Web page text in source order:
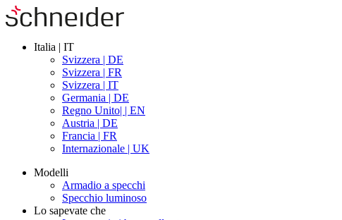
Italia | IT
Svizzera | DE
Svizzera | FR
Svizzera | IT
Germania | DE
Regno Unito| | EN
Austria | DE
Francia | FR
Internazionale | UK
Modelli
Armadio a specchi
Specchio luminoso
Lo sapevate che